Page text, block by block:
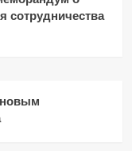
сотрудничества
новым